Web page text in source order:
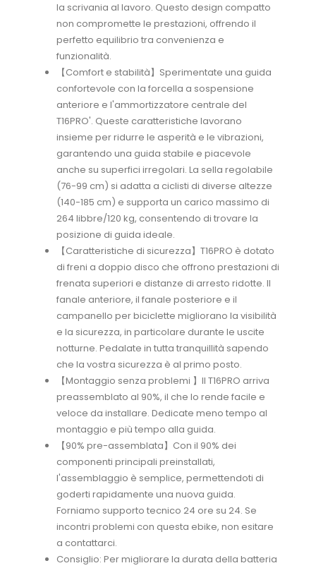
la scrivania al lavoro. Questo design compatto
non compromette le prestazioni, offrendo il
perfetto equilibrio tra convenienza e
funzionalità.
【Comfort e stabilità】Sperimentate una guida
confortevole con la forcella a sospensione
anteriore e l'ammortizzatore centrale del
T16PRO'. Queste caratteristiche lavorano
insieme per ridurre le asperità e le vibrazioni,
garantendo una guida stabile e piacevole
anche su superfici irregolari. La sella regolabile
(76-99 cm) si adatta a ciclisti di diverse altezze
(140-185 cm) e supporta un carico massimo di
264 libbre/120 kg, consentendo di trovare la
posizione di guida ideale.
【Caratteristiche di sicurezza】T16PRO è dotato
di freni a doppio disco che offrono prestazioni di
frenata superiori e distanze di arresto ridotte. Il
fanale anteriore, il fanale posteriore e il
campanello per biciclette migliorano la visibilità
e la sicurezza, in particolare durante le uscite
notturne. Pedalate in tutta tranquillità sapendo
che la vostra sicurezza è al primo posto.
【Montaggio senza problemi 】Il T16PRO arriva
preassemblato al 90%, il che lo rende facile e
veloce da installare. Dedicate meno tempo al
montaggio e più tempo alla guida.
【90% pre-assemblata】Con il 90% dei
componenti principali preinstallati,
l'assemblaggio è semplice, permettendoti di
goderti rapidamente una nuova guida.
Forniamo supporto tecnico 24 ore su 24. Se
incontri problemi con questa ebike, non esitare
a contattarci.
Consiglio: Per migliorare la durata della batteria